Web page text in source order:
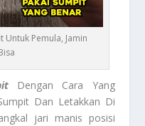
Pemula, Jamin
Dengan Cara Yang
Dan Letakkan Di
jari manis posisi